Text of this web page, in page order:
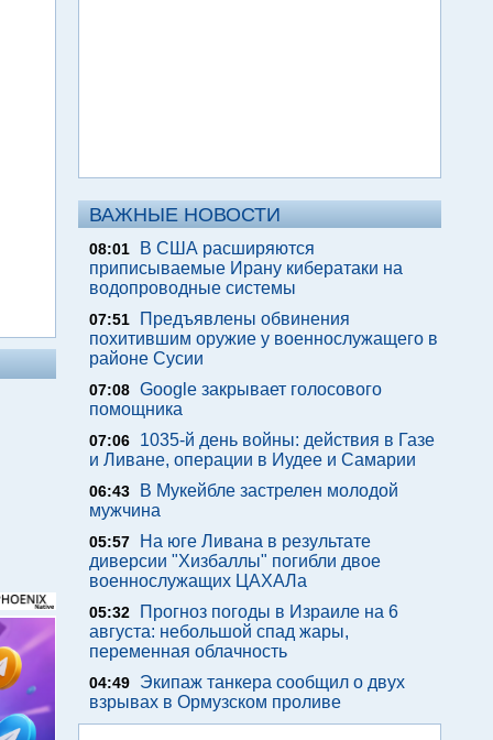
ВАЖНЫЕ НОВОСТИ
08:01
В США расширяются
приписываемые Ирану кибератаки на
водопроводные системы
07:51
Предъявлены обвинения
похитившим оружие у военнослужащего в
районе Сусии
07:08 Google закрывает голосового
помощника
07:06
1035-й день войны: действия в Газе
и Ливане, операции в Иудее и Самарии
06:43
В Мукейбле застрелен молодой
мужчина
05:57
На юге Ливана в результате
диверсии "Хизбаллы" погибли двое
военнослужащих ЦАХАЛа
05:32
Прогноз погоды в Израиле на 6
августа: небольшой спад жары,
переменная облачность
04:49
Экипаж танкера сообщил о двух
взрывах в Ормузском проливе